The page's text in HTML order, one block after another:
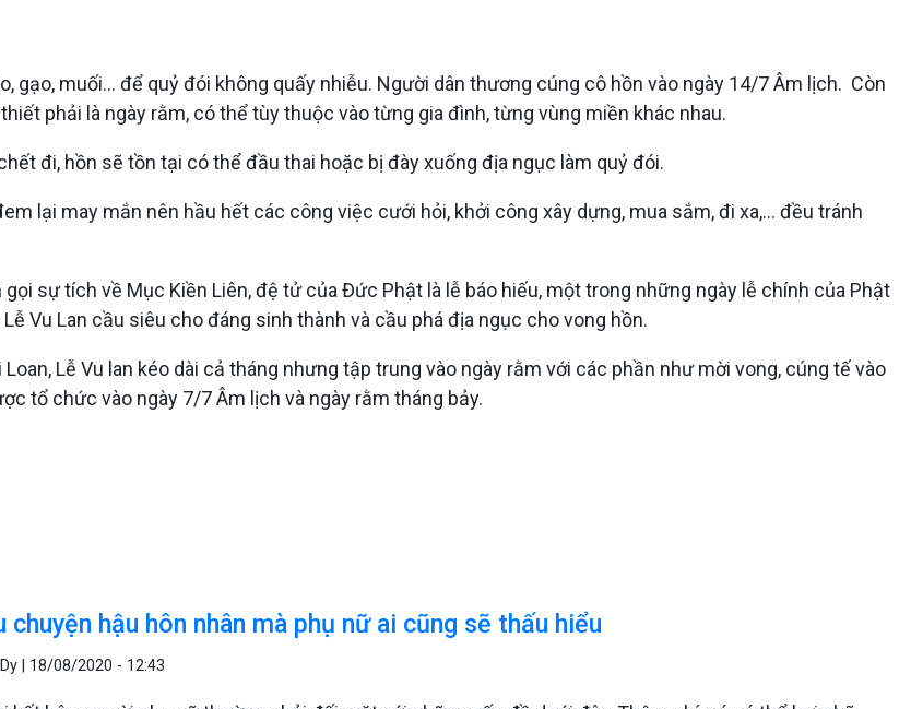
gạo, muối... để quỷ đói không quấy nhiễu. Người dân thương cúng cô hồn vào ngày 14/7 Âm lịch. Còn
phải là ngày rằm, có thể tùy thuộc vào từng gia đình, từng vùng miền khác nhau.
đi, hồn sẽ tồn tại có thể đầu thai hoặc bị đày xuống địa ngục làm quỷ đói.
lại may mắn nên hầu hết các công việc cưới hỏi, khởi công xây dựng, mua sắm, đi xa,… đều tránh
sự tích về Mục Kiền Liên, đệ tử của Đức Phật là lễ báo hiếu, một trong những ngày lễ chính của Phật
Vu Lan cầu siêu cho đáng sinh thành và cầu phá địa ngục cho vong hồn.
Lễ Vu lan kéo dài cả tháng nhưng tập trung vào ngày rằm với các phần như mời vong, cúng tế vào
tổ chức vào ngày 7/7 Âm lịch và ngày rằm tháng bảy.
chuyện hậu hôn nhân mà phụ nữ ai cũng sẽ thấu hiểu
| 18/08/2020 - 12:43